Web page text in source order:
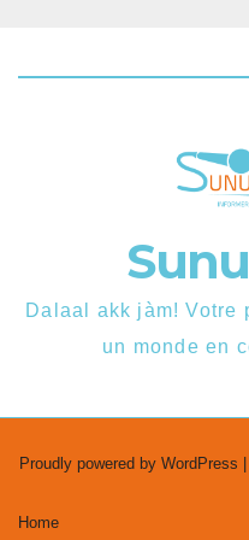
Dalaal akk jàm! Votre
un monde en
Proudly powered by WordPress
Home